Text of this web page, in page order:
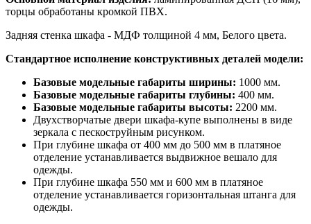
торцы обработаны кромкой ПВХ.
Задняя стенка шкафа - МДФ толщиной 4 мм, Белого цвета.
Стандартное исполнение конструктивных деталей модели:
Базовые модельные габариты ширины: 1000 мм.
Базовые модельные габариты глубины: 400 мм.
Базовые модельные габариты высоты: 2200 мм.
Двухстворчатые двери шкафа-купе выполнены в виде
зеркала с пескоструйным рисунком.
При глубине шкафа от 400 мм до 500 мм в платяное
отделение устанавливается выдвижное вешало для
одежды.
При глубине шкафа 550 мм и 600 мм в платяное
отделение устанавливается горизонтальная штанга для
одежды.